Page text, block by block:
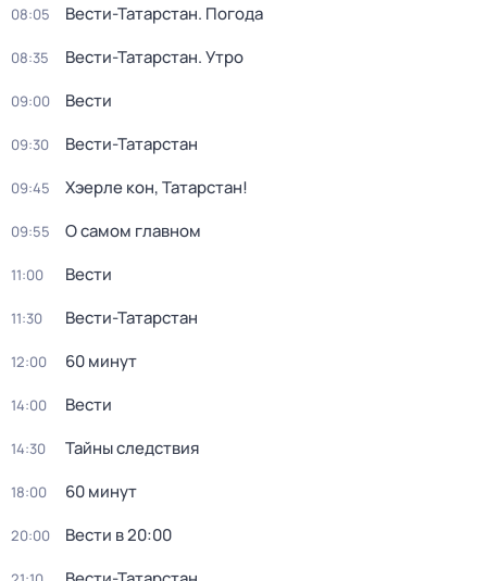
08:05 Вести-Татарстан. Погода
08:35 Вести-Татарстан. Утро
09:00 Вести
09:30 Вести-Татарстан
09:45 Хэерле кон, Татарстан!
09:55 О самом главном
11:00 Вести
11:30 Вести-Татарстан
12:00 60 минут
14:00 Вести
14:30 Тайны следствия
18:00 60 минут
20:00 Вести в 20:00